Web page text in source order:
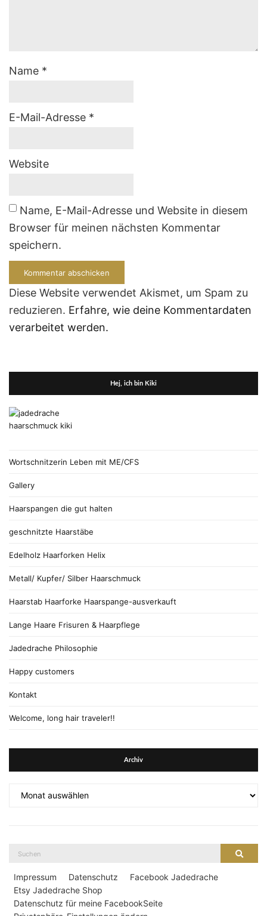
Name *
E-Mail-Adresse *
Website
Name, E-Mail-Adresse und Website in diesem
Browser für meinen nächsten Kommentar
speichern.
Diese Website verwendet Akismet, um Spam zu
reduzieren. Erfahre, wie deine Kommentardaten
verarbeitet werden.
Hej, ich bin Kiki
Wortschnitzerin Leben mit ME/CFS
Gallery
Haarspangen die gut halten
geschnitzte Haarstäbe
Edelholz Haarforken Helix
Metall/ Kupfer/ Silber Haarschmuck
Haarstab Haarforke Haarspange-ausverkauft
Lange Haare Frisuren & Haarpflege
Jadedrache Philosophie
Happy customers
Kontakt
Welcome, long hair traveler!!
Archiv
Impressum Datenschutz
Facebook Jadedrache
Etsy Jadedrache Shop
Datenschutz für meine FacebookSeite